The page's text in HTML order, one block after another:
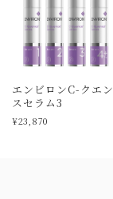
エンビロンC-クエン
スセラム3
¥23,870